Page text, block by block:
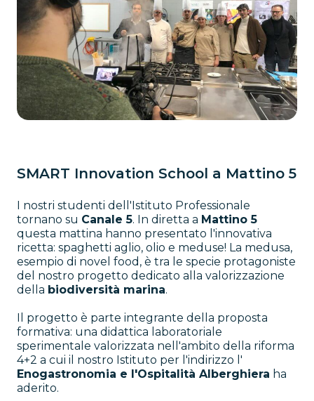
SMART Innovation School a Mattino 5
I nostri studenti dell'Istituto Professionale
tornano su Canale 5. In diretta a Mattino 5
questa mattina hanno presentato l'innovativa
ricetta: spaghetti aglio, olio e meduse! La medusa,
esempio di novel food, è tra le specie protagoniste
del nostro progetto dedicato alla valorizzazione
della biodiversità marina.
Il progetto è parte integrante della proposta
formativa: una didattica laboratoriale
sperimentale valorizzata nell'ambito della riforma
4+2 a cui il nostro Istituto per l'indirizzo l'
Enogastronomia e l'Ospitalità Alberghiera ha
aderito.